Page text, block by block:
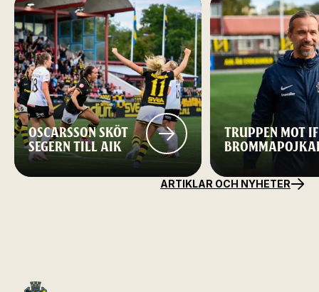
OSCARSSON SKÖT
SEGERN TILL AIK
TRUPPEN MOT IF
ARTIKLAR OCH NYHETER